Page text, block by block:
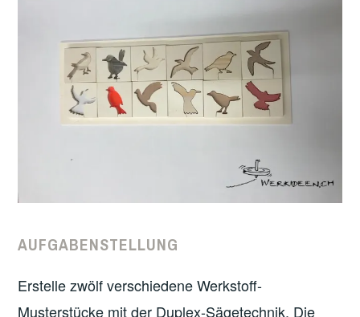
AUFGABENSTELLUNG
Erstelle zwölf verschiedene Werkstoff-
Musterstücke mit der Duplex-Sägetechnik. Die